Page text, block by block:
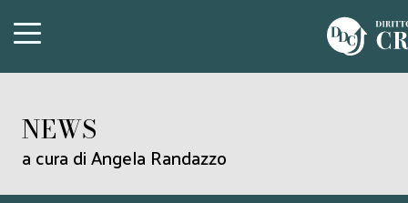
NEWS
a cura di Angela Randazzo